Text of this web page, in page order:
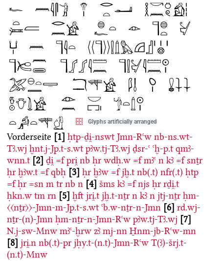
Glyphs artificially arranged
Vorderseite 1 ḥtp-ḏi̯-nswt Jmn-Rꜥw nb-ns.wt-
Tꜣ.wj ḫnt.j-Jp.t-s.wt pꜣw.tj-Tꜣ.wj ḏsr-ꜥ ꜥḫ-p.t qmꜣ-
wnn.t 2 ḏi̯ =f pri̯ nb ḥr wdḥ.w =f mꜣꜥ n kꜣ =f snṯr
ḥr ḫꜣw.t =f qbḥ 3 ḥr ḫꜣw =f jḫ.t nb(.t) nfr(.t) ḥtp
=f ḥr =sn m tr nb n 4 šms kꜣ =f njs ḥr rḏi̯.t
ḥkn.w tm rn 5 ḫft jri̯.t jḫ.t-nṯr n kꜣ n jtj-nṯr ḥm-
〈〈nṯr〉〉-Jmn-m-Jp.t-s.wt ꜥb.w-nṯr-n-Jmn 6 rd.wj-
nṯr-(n)-Jmn ḥm-nṯr-n-Jmn-Rꜥw pꜣw.tj-Tꜣ.wj 7
N.j-sw-Mnw mꜣꜥ-ḫrw zꜣ mj-nn H̱nm-jb-Rꜥw-mn
8 jri̯.n nb(.t)-pr jḥy.t-(n.t)-Jmn-Rꜥw T(ꜣ)-šrj.t-
(n.t)-Mnw